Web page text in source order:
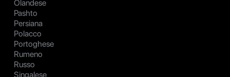
Olandese
Pashto
Persiana
Polacco
Portoghese
Rumeno
Russo
Singalese